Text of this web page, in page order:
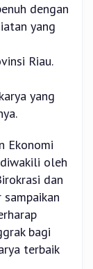
dengan
yang
Riau.
yang
Ekonomi
oleh
dan
bagi
terbaik